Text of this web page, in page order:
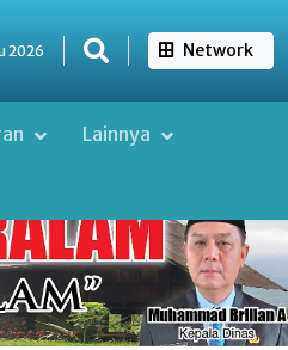
2026 Network
Lainnya